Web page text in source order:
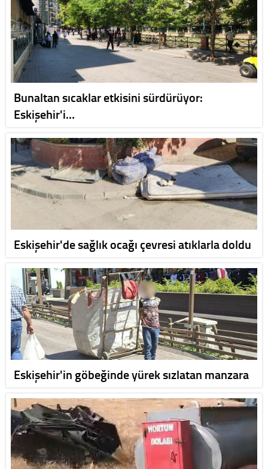
Bunaltan sıcaklar etkisini sürdürüyor:
Eskişehir'i…
Eskişehir'de sağlık ocağı çevresi atıklarla doldu
Eskişehir'in göbeğinde yürek sızlatan manzara